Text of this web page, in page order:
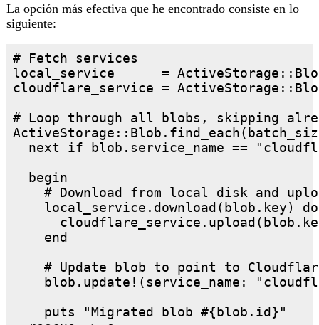
La opción más efectiva que he encontrado consiste en lo
siguiente:
# Fetch services
local_service      =
cloudflare_service =
# Loop through all blobs, skipping
next if blob.service_name ==
  begin
# Download from local disk and
local_service.download(blob.key)
    end
# Update blob to point to
blob.update!(service_name:
    puts "Migrated blob #{blob.id}"